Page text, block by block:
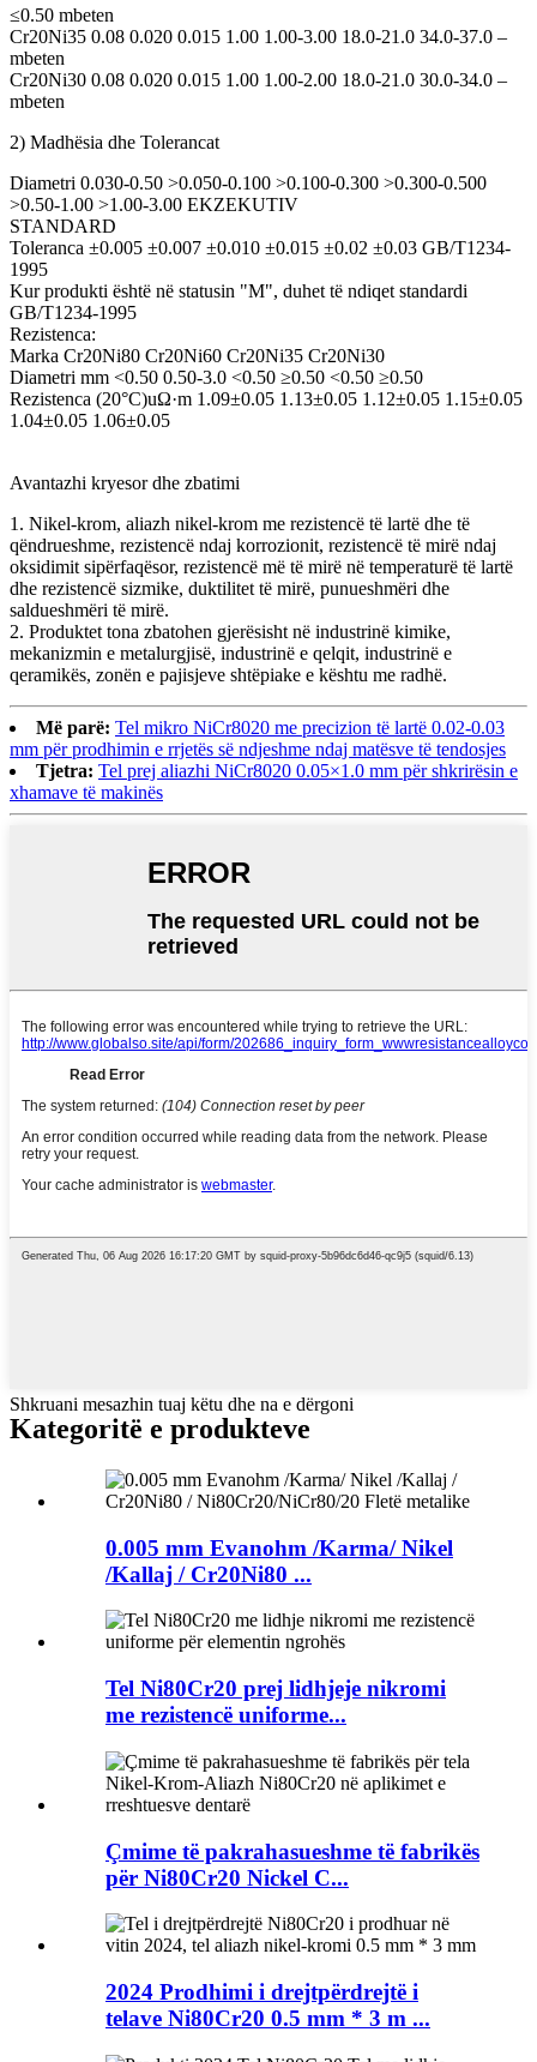
≤0.50 mbeten
Cr20Ni35 0.08 0.020 0.015 1.00 1.00-3.00 18.0-21.0 34.0-37.0 –
mbeten
Cr20Ni30 0.08 0.020 0.015 1.00 1.00-2.00 18.0-21.0 30.0-34.0 –
mbeten
2) Madhësia dhe Tolerancat
Diametri 0.030-0.50 >0.050-0.100 >0.100-0.300 >0.300-0.500
>0.50-1.00 >1.00-3.00 EKZEKUTIV
STANDARD
Toleranca ±0.005 ±0.007 ±0.010 ±0.015 ±0.02 ±0.03 GB/T1234-
1995
Kur produkti është në statusin "M", duhet të ndiqet standardi
GB/T1234-1995
Rezistenca:
Marka Cr20Ni80 Cr20Ni60 Cr20Ni35 Cr20Ni30
Diametri mm <0.50 0.50-3.0 <0.50 ≥0.50 <0.50 ≥0.50
Rezistenca (20°C)uΩ·m 1.09±0.05 1.13±0.05 1.12±0.05 1.15±0.05
1.04±0.05 1.06±0.05
Avantazhi kryesor dhe zbatimi
1. Nikel-krom, aliazh nikel-krom me rezistencë të lartë dhe të
qëndrueshme, rezistencë ndaj korrozionit, rezistencë të mirë ndaj
oksidimit sipërfaqësor, rezistencë më të mirë në temperaturë të lartë
dhe rezistencë sizmike, duktilitet të mirë, punueshmëri dhe
saldueshmëri të mirë.
2. Produktet tona zbatohen gjerësisht në industrinë kimike,
mekanizmin e metalurgjisë, industrinë e qelqit, industrinë e
qeramikës, zonën e pajisjeve shtëpiake e kështu me radhë.
Më parë: Tel mikro NiCr8020 me precizion të lartë 0.02-0.03
mm për prodhimin e rrjetës së ndjeshme ndaj matësve të tendosjes
Tjetra: Tel prej aliazhi NiCr8020 0.05×1.0 mm për shkrirësin e
xhamave të makinës
Shkruani mesazhin tuaj këtu dhe na e dërgoni
Kategoritë e produkteve
0.005 mm Evanohm /Karma/ Nikel
/Kallaj / Cr20Ni80 ...
Tel Ni80Cr20 prej lidhjeje nikromi
me rezistencë uniforme...
Çmime të pakrahasueshme të fabrikës
për Ni80Cr20 Nickel C...
2024 Prodhimi i drejtpërdrejtë i
telave Ni80Cr20 0.5 mm * 3 m ...